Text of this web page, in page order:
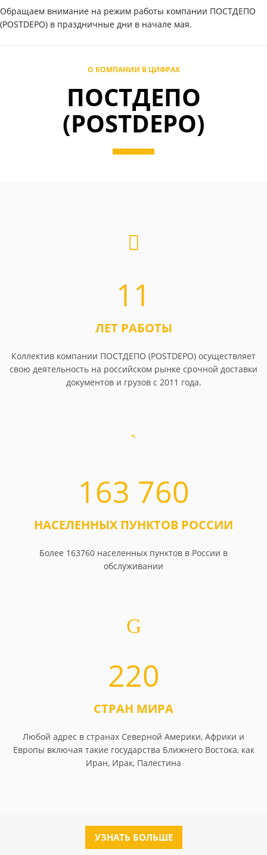
Обращаем внимание на режим работы компании ПОСТДЕПО
(POSTDEPO) в праздничные дни в начале мая.
О КОМПАНИИ В ЦИФРАХ
ПОСТДЕПО
(POSTDEPO)
11
ЛЕТ РАБОТЫ
Коллектив компании ПОСТДЕПО (POSTDEPO) осуществляет
свою деятельность на российском рынке срочной доставки
документов и грузов с 2011 года.
163 760
НАСЕЛЕННЫХ ПУНКТОВ РОССИИ
Более 163760 населенных пунктов в России в
обслуживании
220
СТРАН МИРА
Любой адрес в странах Северной Америки, Африки и
Европы включая такие государства Ближнего Востока, как
Иран, Ирак, Палестина
УЗНАТЬ БОЛЬШЕ